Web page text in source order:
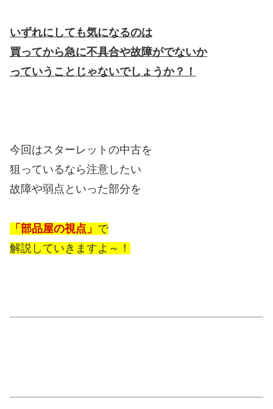
いずれにしても気になるのは
買ってから急に不具合や故障がでないか
っていうことじゃないでしょうか？！
今回はスターレットの中古を
狙っているなら注意したい
故障や弱点といった部分を
「部品屋の視点」 で
解説していきますよ～！